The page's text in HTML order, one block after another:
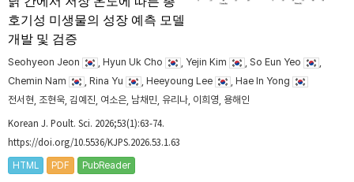
호기성 미생물의 성장 예측 모델
개발 및 검증
Seohyeon Jeon , Hyun Uk Cho , Yejin Kim , So Eun Yeo
Chemin Nam
, Rina Yu , Heeyoung Lee
, Hae In Yong
전서현, 조현욱, 김예진, 여소은, 남채민, 유리나, 이희영, 용해인
Korean J. Poult. Sci. 2026;53(1):63-74.
https://doi.org/10.5536/KJPS.2026.53.1.63
HTML PDF PubReader